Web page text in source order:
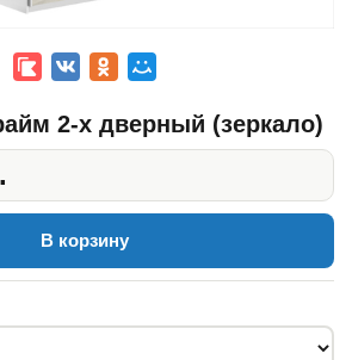
2-х дверный (зеркало)
В корзину